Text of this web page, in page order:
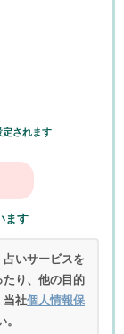
されます
ます
いサービスを
り、他の目的
当社個人情報保